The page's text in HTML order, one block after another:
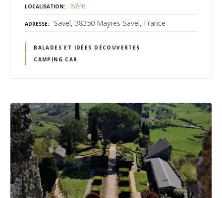
LOCALISATION Isère
ADRESSE Savel, 38350 Mayres-Savel, France
BALADES ET IDÉES DÉCOUVERTES
CAMPING CAR